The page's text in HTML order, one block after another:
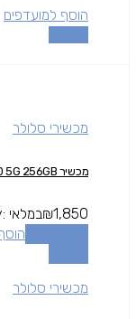
הוסף למועדפים
מכשירי סלולר
מכשיר OPPO RENO 10 5G 256GB רשמי
₪1,850
במלאי
מכשירי סלולר